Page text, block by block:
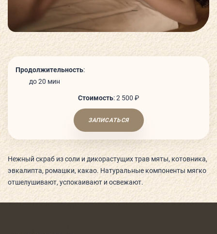
СЬЮТЫ И ПАРЕНИЯ
ТЕХНОЛОГИИ И ОБОРУДОВАНИЕ
ДЕТСКИЙ КЛУБ
О КЛУБЕ
КЛУБНЫЕ КАРТЫ
Продолжительность:
до 20 мин
Стоимость:2 500 ₽
ЗАПИСАТЬСЯ
Нежный скраб из соли и дикорастущих трав мяты, котовника,
эвкалипта, ромашки, какао. Натуральные компоненты мягко
отшелушивают, успокаивают и освежают.